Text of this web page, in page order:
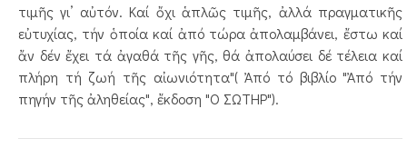
τιμῆς γι’ αὐτόν. Καί ὄχι ἁπλῶς τιμῆς, ἀλλά πραγματικῆς
εὐτυχίας, τήν ὁποία καί ἀπό τώρα ἀπολαμβάνει, ἔστω καί
ἄν δέν ἔχει τά ἀγαθά τῆς γῆς, θά ἀπολαύσει δέ τέλεια καί
πλήρη τή ζωή τῆς αἰωνιότητα"( Ἀπό τό βιβλίο "Ἀπό τήν
πηγήν τῆς ἀληθείας", ἔκδοση "Ο ΣΩΤΗΡ").